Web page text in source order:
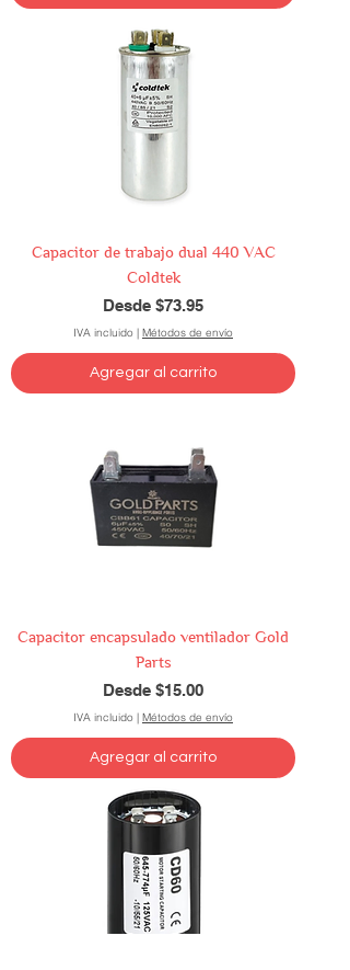
Capacitor de trabajo dual 440 VAC
Coldtek
Desde $73.95
Precio de oferta
IVA incluido | Métodos de envío
Agregar al carrito
Capacitor encapsulado ventilador Gold
Parts
Desde $15.00
Precio de oferta
IVA incluido | Métodos de envío
Agregar al carrito